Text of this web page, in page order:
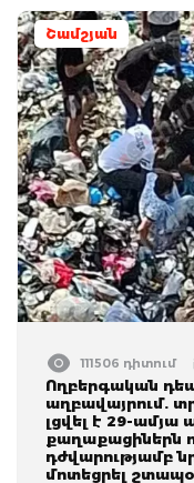
Շամշյան
111506 դիտում
Ողբերգական
աղբավայրում.
լցվել է 29-
քաղաքացիներն
դժվարությամբ
մոտեցրել